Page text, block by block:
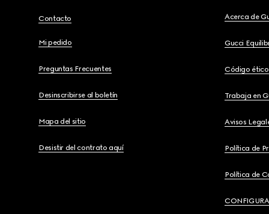
Contacto
Mi pedido
Preguntas Frecuentes
Desinscribirse al boletín
Mapa del sitio
Desistir del contrato aquí
Acerca de
Gucci
Código ético
Trabaja en
Avisos
Política de
Política de